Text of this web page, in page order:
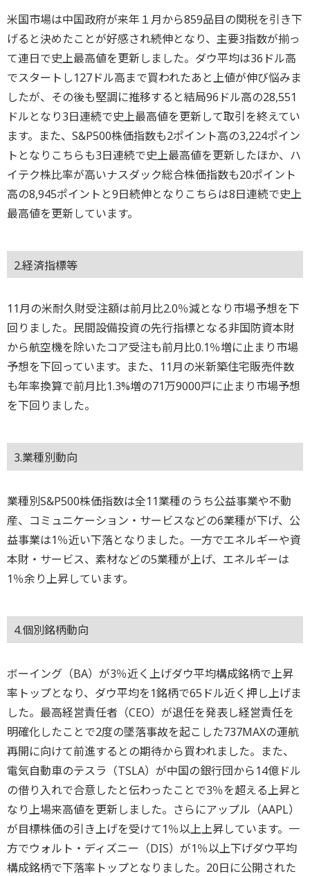
米国市場は中国政府が来年１月から859品目の関税を引き下
げると決めたことが好感され続伸となり、主要3指数が揃っ
て連日で史上最高値を更新しました。ダウ平均は36ドル高
でスタートし127ドル高まで買われたあと上値が伸び悩みま
したが、その後も堅調に推移すると結局96ドル高の28,551
ドルとなり3日連続で史上最高値を更新して取引を終えてい
ます。また、S&P500株価指数も2ポイント高の3,224ポイン
トとなりこちらも3日連続で史上最高値を更新したほか、ハ
イテク株比率が高いナスダック総合株価指数も20ポイント
高の8,945ポイントと9日続伸となりこちらは8日連続で史上
最高値を更新しています。
2.経済指標等
11月の米耐久財受注額は前月比2.0％減となり市場予想を下
回りました。民間設備投資の先行指標となる非国防資本財
から航空機を除いたコア受注も前月比0.1％増に止まり市場
予想を下回っています。また、11月の米新築住宅販売件数
も年率換算で前月比1.3%増の71万9000戸に止まり市場予想
を下回りました。
3.業種別動向
業種別S&P500株価指数は全11業種のうち公益事業や不動
産、コミュニケーション・サービスなどの6業種が下げ、公
益事業は1％近い下落となりました。一方でエネルギーや資
本財・サービス、素材などの5業種が上げ、エネルギーは
1％余り上昇しています。
4.個別銘柄動向
ボーイング（BA）が3％近く上げダウ平均構成銘柄で上昇
率トップとなり、ダウ平均を1銘柄で65ドル近く押し上げま
した。最高経営責任者（CEO）が退任を発表し経営責任を
明確化したことで2度の墜落事故を起こした737MAXの運航
再開に向けて前進するとの期待から買われました。また、
電気自動車のテスラ（TSLA）が中国の銀行団から14億ドル
の借り入れで合意したと伝わったことで3％を超える上昇と
なり上場来高値を更新しました。さらにアップル（AAPL）
が目標株価の引き上げを受けて1％以上上昇しています。一
方でウォルト・ディズニー（DIS）が1％以上下げダウ平均
構成銘柄で下落率トップとなりました。20日に公開された